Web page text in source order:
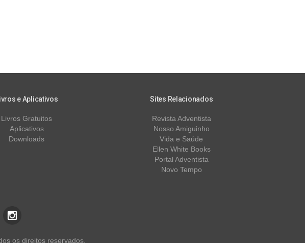
e Aplicativos
Livros Gratuitos
Aplicativos
Downloads
Sites Relacionados
Revista Adventista
Nosso Amiguinho
Vida e Saúde
Ellen White Books
Portal Adventista
Novo Tempo
os direitos reservados.